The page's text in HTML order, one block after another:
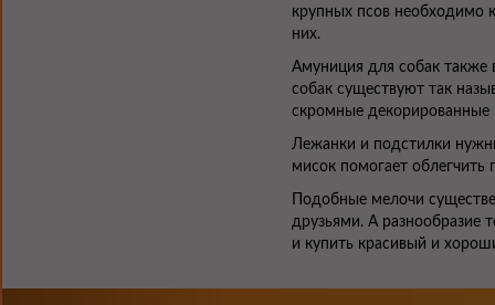
крупных псов необходимо
них.
Амуниция для собак также
собак существуют так
скромные декорированные
Лежанки и подстилки
мисок помогает
Подобные мелочи
друзьями. А разнообразие
и купить красивый и